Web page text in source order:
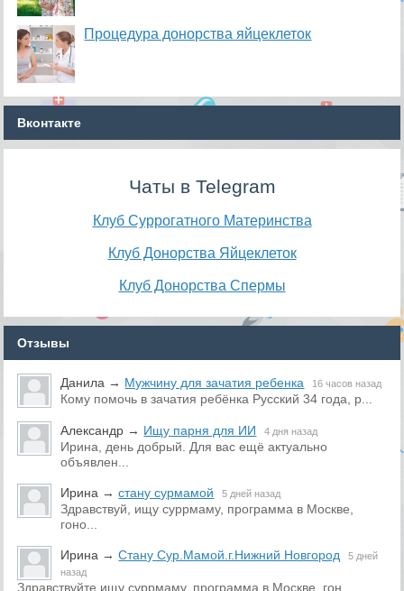
Процедура донорства яйцеклеток
Вконтакте
Чаты в Telegram
Клуб Суррогатного Материнства
Клуб Донорства Яйцеклеток
Клуб Донорства Спермы
Отзывы
Данила → Мужчину для зачатия ребенка 16 часов назад
Кому помочь в зачатия ребёнка Русский 34 года, р...
Александр → Ищу парня для ИИ 4 дня назад
Ирина, день добрый. Для вас ещё актуально
объявлен...
Ирина →стану сурмамой 5 дней назад
Здравствуй, ищу суррмаму, программа в Москве,
гоно...
Ирина →Стану Сур.Мамой.г.Нижний Новгород
5 дней
назад
Здравствуйте ищу суррмаму, программа в Москве, гон...